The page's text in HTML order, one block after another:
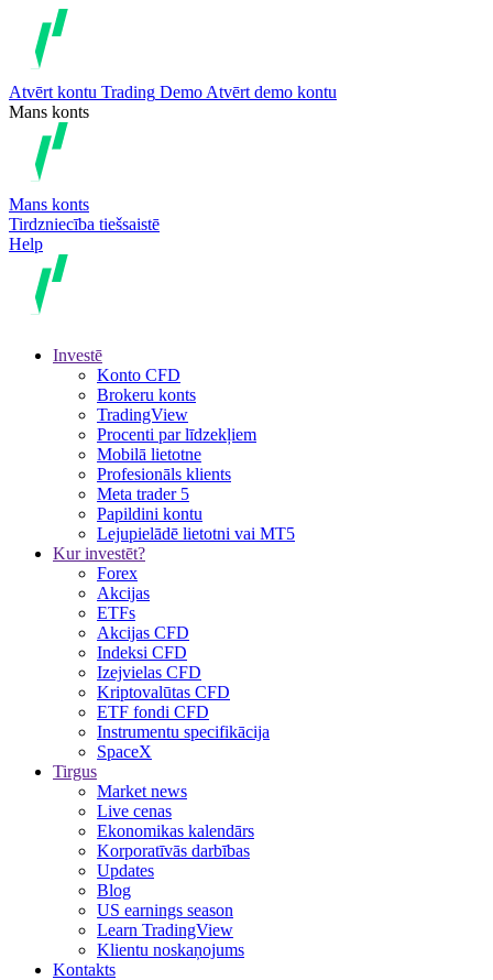
Atvērt kontu Trading Demo Atvērt demo kontu
Mans konts
Mans konts
Tirdzniecība tiešsaistē
Help
Investē
Konto CFD
Brokeru konts
TradingView
Procenti par līdzekļiem
Mobilā lietotne
Profesionāls klients
Meta trader 5
Papildini kontu
Lejupielādē lietotni vai MT5
Kur investēt?
Forex
Akcijas
ETFs
Akcijas CFD
Indeksi CFD
Izejvielas CFD
Kriptovalūtas CFD
ETF fondi CFD
Instrumentu specifikācija
SpaceX
Tirgus
Market news
Live cenas
Ekonomikas kalendārs
Korporatīvās darbības
Updates
Blog
US earnings season
Learn TradingView
Klientu noskaņojums
Kontakts